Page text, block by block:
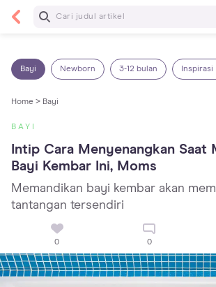
Baca Selanjutnya
Bayi Newborn 3-12 bulan Inspirasi
Home > Bayi
BAYI
Intip Cara Menyenangkan Saat
Bayi Kembar Ini, Moms
Memandikan bayi kembar akan
tantangan tersendiri
0 0